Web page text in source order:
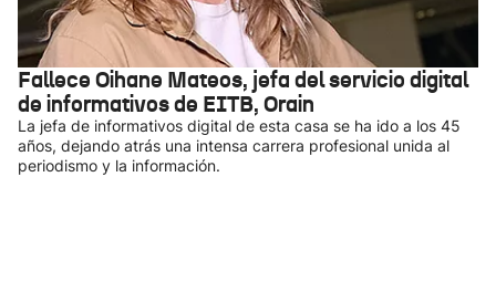
Fallece Oihane Mateos, jefa del servicio digital
de informativos de EITB, Orain
La jefa de informativos digital de esta casa se ha ido a los 45
años, dejando atrás una intensa carrera profesional unida al
periodismo y la información.